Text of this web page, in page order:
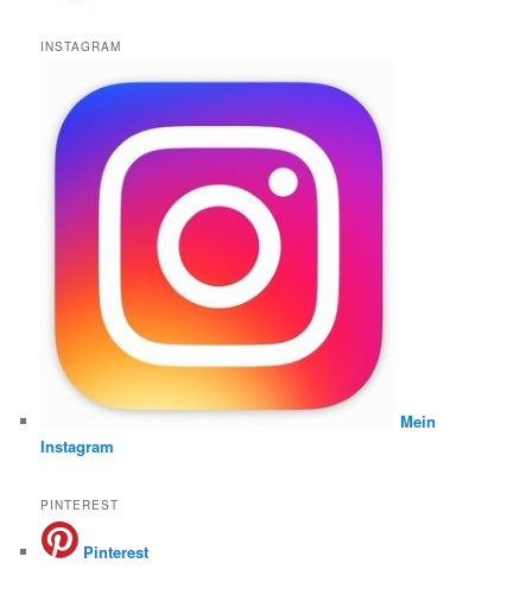
INSTAGRAM
Mein
Instagram
PINTEREST
Pinterest